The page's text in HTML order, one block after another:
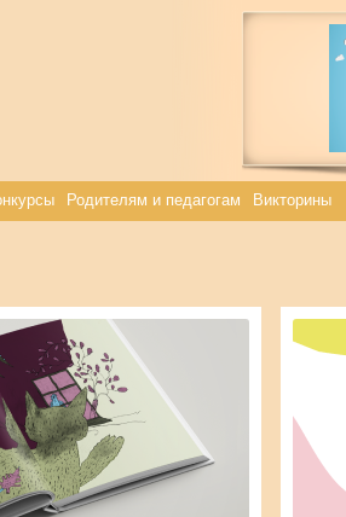
Родителям и педагогам Викторины